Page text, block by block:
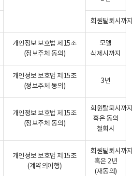
회원탈퇴시까
개인정보 보호법 제15조
(정보주체 동의)
모델
삭제시까지
개인정보 보호법 제15조
(정보주체 동의)
3년
개인정보 보호법 제15조
(정보주체 동의)
회원탈퇴시까
혹은 동의
철회시
개인정보 보호법 제15조
(계약의이행)
회원탈퇴시까
혹은 2년
(재동의)